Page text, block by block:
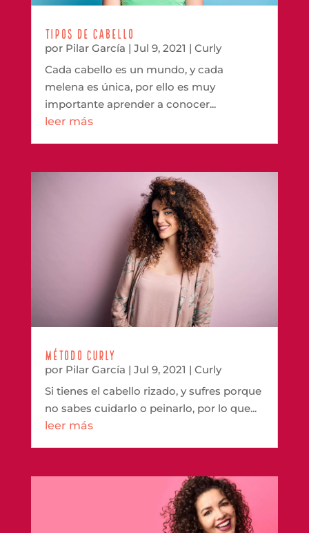
Tipos de Cabello
por Pilar García | Jul 9, 2021 | Curly
Cada cabello es un mundo, y cada
melena es única, por ello es muy
importante aprender a conocer...
leer más
Método Curly
por Pilar García | Jul 9, 2021 | Curly
Si tienes el cabello rizado, y sufres porque
no sabes cuidarlo o peinarlo, por lo que...
leer más